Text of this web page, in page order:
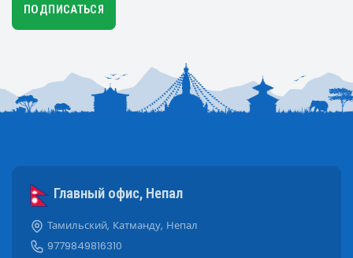
ПОДПИСАТЬСЯ
Главный офис, Непал
Тамильский, Катманду, Непал
9779849816310